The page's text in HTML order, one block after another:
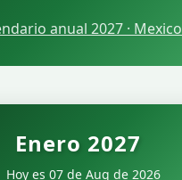
anual 2027 · Mexico
Enero 2027
Hoy es 07 de Aug de 2026